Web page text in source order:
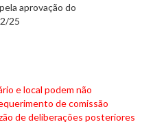
aprovação do
25
e local podem não
de comissão
de deliberações posteriores